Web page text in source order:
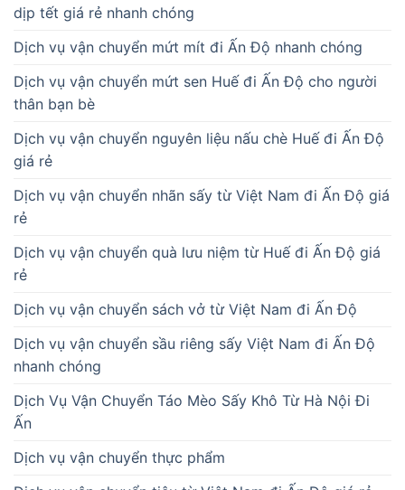
dịp tết giá rẻ nhanh chóng
Dịch vụ vận chuyển mứt mít đi Ấn Độ nhanh chóng
Dịch vụ vận chuyển mứt sen Huế đi Ấn Độ cho người
thân bạn bè
Dịch vụ vận chuyển nguyên liệu nấu chè Huế đi Ấn Độ
giá rẻ
Dịch vụ vận chuyển nhãn sấy từ Việt Nam đi Ấn Độ giá
rẻ
Dịch vụ vận chuyển quà lưu niệm từ Huế đi Ấn Độ giá
rẻ
Dịch vụ vận chuyển sách vở từ Việt Nam đi Ấn Độ
Dịch vụ vận chuyển sầu riêng sấy Việt Nam đi Ấn Độ
nhanh chóng
Dịch Vụ Vận Chuyển Táo Mèo Sấy Khô Từ Hà Nội Đi
Ấn
Dịch vụ vận chuyển thực phẩm